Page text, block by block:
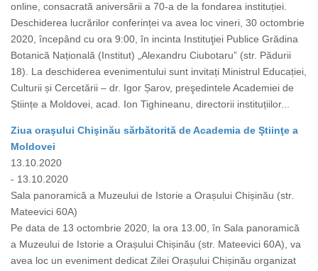
online, consacrată aniversării a 70-a de la fondarea instituției.
Deschiderea lucrărilor conferinței va avea loc vineri, 30 octombrie
2020, începând cu ora 9:00, în incinta Instituţiei Publice Grădina
Botanică Națională (Institut) „Alexandru Ciubotaru” (str. Pădurii
18). La deschiderea evenimentului sunt invitați Ministrul Educației,
Culturii și Cercetării – dr. Igor Șarov, preşedintele Academiei de
Științe a Moldovei, acad. Ion Tighineanu, directorii instituțiilor...
Ziua oraşului Chişinău sărbătorită de Academia de Ştiinţe a
Moldovei
13.10.2020
- 13.10.2020
Sala panoramică a Muzeului de Istorie a Orașului Chișinău (str.
Mateevici 60A)
Pe data de 13 octombrie 2020, la ora 13.00, în Sala panoramică
a Muzeului de Istorie a Orașului Chișinău (str. Mateevici 60A), va
avea loc un eveniment dedicat Zilei Orașului Chișinău organizat